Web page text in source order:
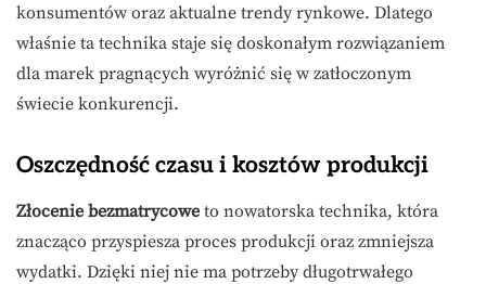
konsumentów oraz aktualne trendy rynkowe. Dlatego
właśnie ta technika staje się doskonałym rozwiązaniem
dla marek pragnących wyróżnić się w zatłoczonym
świecie konkurencji.
Oszczędność czasu i kosztów produkcji
Złocenie bezmatrycowe to nowatorska technika, która
znacząco przyspiesza proces produkcji oraz zmniejsza
wydatki. Dzięki niej nie ma potrzeby długotrwałego